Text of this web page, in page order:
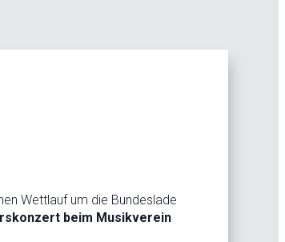
Wettlauf um die Bundeslade
beim Musikverein